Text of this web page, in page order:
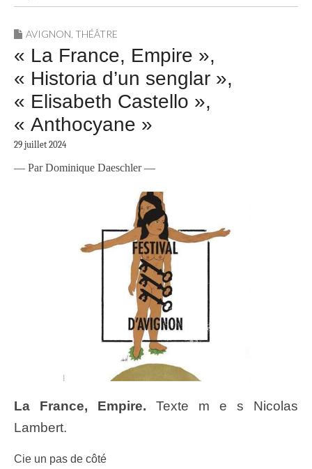
AVIGNON, THÉÂTRE
« La France, Empire »,
« Historia d’un senglar »,
« Elisabeth Castello »,
« Anthocyane »
29 juillet 2024
— Par Dominique Daeschler —
La France, Empire. Texte m e s Nicolas
Lambert.
Cie un pas de côté